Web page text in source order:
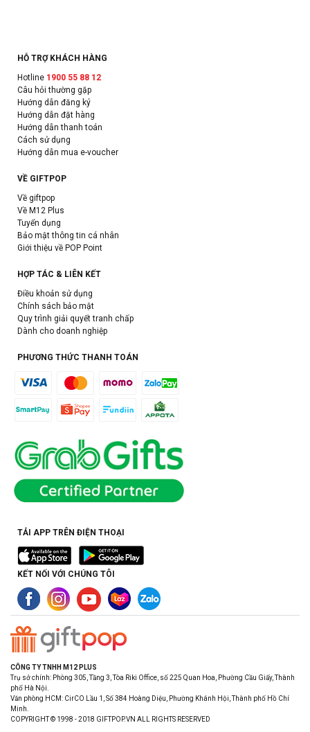
HỖ TRỢ KHÁCH HÀNG
Hotline 1900 55 88 12
Câu hỏi thường gặp
Hướng dẫn đăng ký
Hướng dẫn đặt hàng
Hướng dẫn thanh toán
Cách sử dụng
Hướng dẫn mua e-voucher
VỀ GIFTPOP
Về giftpop
Về M12 Plus
Tuyển dụng
Bảo mật thông tin cá nhân
Giới thiệu về POP Point
HỢP TÁC & LIÊN KẾT
Điều khoản sử dụng
Chính sách bảo mật
Quy trình giải quyết tranh chấp
Dành cho doanh nghiệp
PHƯƠNG THỨC THANH TOÁN
TẢI APP TRÊN ĐIỆN THOẠI
KẾT NỐI VỚI CHÚNG TÔI
CÔNG TY TNHH M12 PLUS
Trụ sở chính: Phòng 305, Tầng 3, Tòa Riki Office, số 225 Quan Hoa, Phường Cầu Giấy, Thành
phố Hà Nội.
Văn phòng HCM: CirCO Lầu 1, Số 384 Hoàng Diệu, Phường Khánh Hội, Thành phố Hồ Chí
Minh.
COPYRIGHT © 1998 - 2018 GIFTPOP.VN ALL RIGHTS RESERVED